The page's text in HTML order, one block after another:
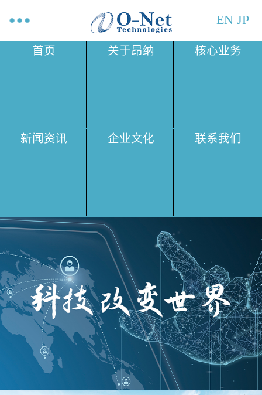
EN JP
首页 关于昂纳 核心业务
新闻资讯 企业文化 联系我们